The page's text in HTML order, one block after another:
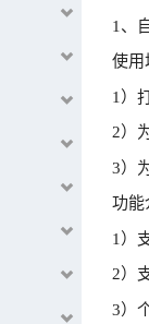
1、
使用
1）
2）
3）
功能
1）
2）
3）